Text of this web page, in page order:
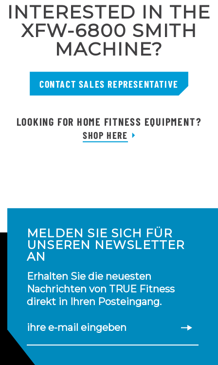
INTERESTED IN THE
XFW-6800 SMITH
MACHINE?
CONTACT SALES REPRESENTATIVE
LOOKING FOR HOME FITNESS EQUIPMENT?
SHOP HERE
MELDEN SIE SICH FÜR
UNSEREN NEWSLETTER
AN
Erhalten Sie die neuesten
Nachrichten von TRUE Fitness
direkt in Ihren Posteingang.
ihre e-mail eingeben